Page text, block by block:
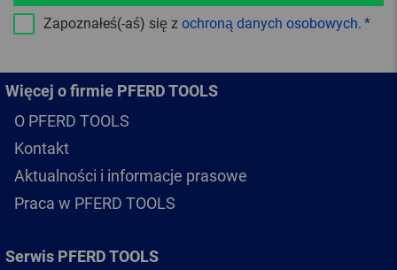
Zapoznałeś(-aś) się z ochroną danych osobowych.
Więcej o firmie PFERD TOOLS
O PFERD TOOLS
Kontakt
Aktualności i informacje prasowe
Praca w PFERD TOOLS
Serwis PFERD TOOLS